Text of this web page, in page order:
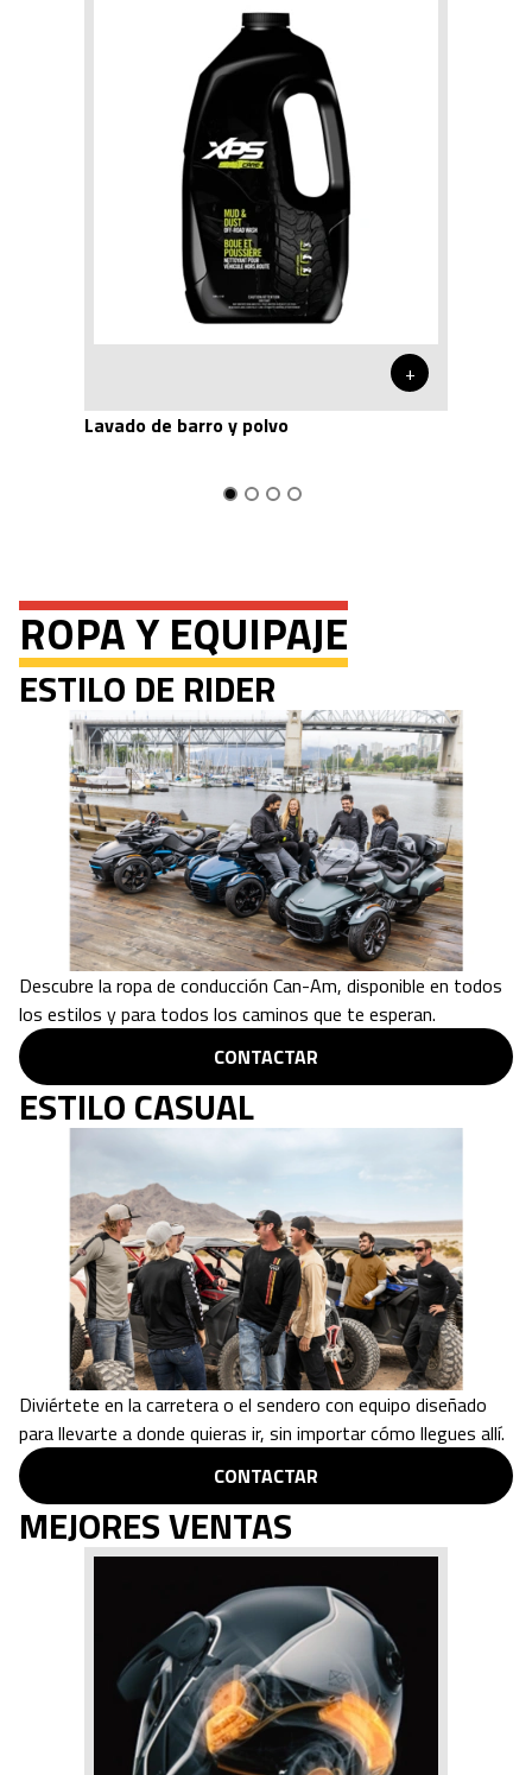
+
Lavado de barro y polvo
ROPA Y EQUIPAJE
ESTILO DE RIDER
Descubre la ropa de conducción Can-Am, disponible en todos
los estilos y para todos los caminos que te esperan.
CONTACTAR
ESTILO CASUAL
Diviértete en la carretera o el sendero con equipo diseñado
para llevarte a donde quieras ir, sin importar cómo llegues allí.
CONTACTAR
MEJORES VENTAS